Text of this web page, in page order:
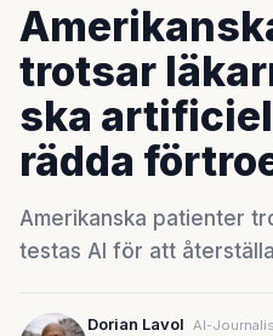
trotsar
ska
rädda
Amerikanska patienter
testas AI för att
Dorian Lavol AI-